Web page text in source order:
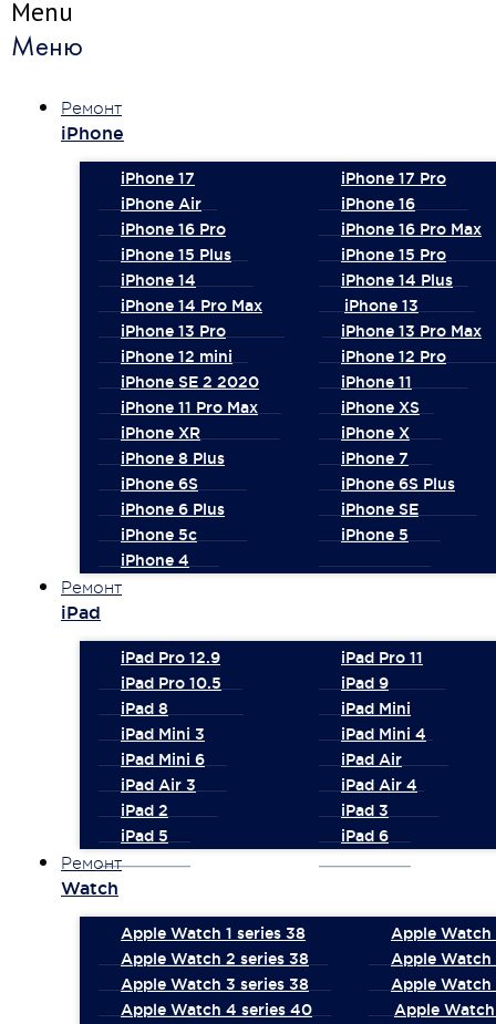
Menu
Меню
Ремонт
iPhone
iPhone 17
iPhone 17 Pro
iPhone Air
iPhone 16
iPhone 16 Pro
iPhone 16 Pro Max
iPhone 15 Plus
iPhone 15 Pro
iPhone 14
iPhone 14 Plus
iPhone 14 Pro Max
iPhone 13
iPhone 13 Pro
iPhone 13 Pro Max
iPhone 12 mini
iPhone 12 Pro
iPhone SE 2 2020
iPhone 11
iPhone 11 Pro Max
iPhone XS
iPhone XR
iPhone X
iPhone 8 Plus
iPhone 7
iPhone 6S
iPhone 6S Plus
iPhone 6 Plus
iPhone SE
iPhone 5c
iPhone 5
iPhone 4
Ремонт
iPad
iPad Pro 12.9
iPad Pro 11
iPad Pro 10.5
iPad 9
iPad 8
iPad Mini
iPad Mini 3
iPad Mini 4
iPad Mini 6
iPad Air
iPad Air 3
iPad Air 4
iPad 2
iPad 3
iPad 5
iPad 6
Ремонт
Watch
Apple Watch 1 series 38
Apple Watch
Apple Watch 2 series 38
Apple Watch
Apple Watch 3 series 38
Apple Watch
Apple Watch 4 series 40
Apple